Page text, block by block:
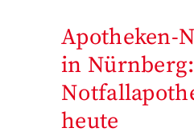
Apotheken-
in Nürnberg:
heute